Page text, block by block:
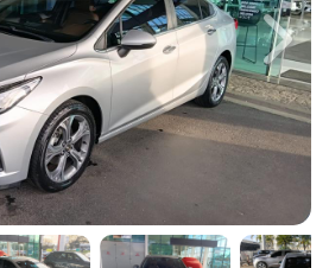
Next